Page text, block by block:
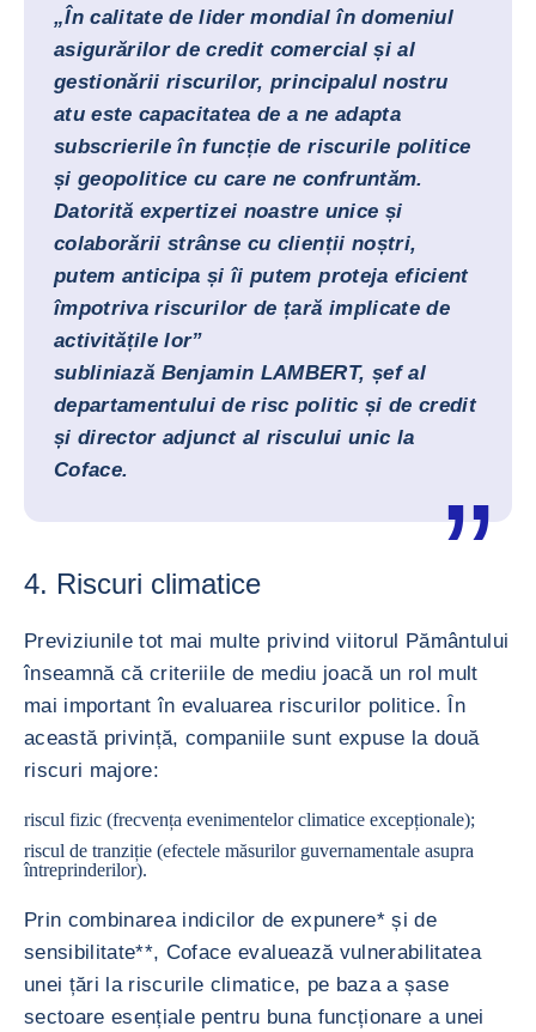
„În calitate de lider mondial în domeniul
asigurărilor de credit comercial și al
gestionării riscurilor, principalul nostru
atu este capacitatea de a ne adapta
subscrierile în funcție de riscurile politice
și geopolitice cu care ne confruntăm.
Datorită expertizei noastre unice și
colaborării strânse cu clienții noștri,
putem anticipa și îi putem proteja eficient
împotriva riscurilor de țară implicate de
activitățile lor”
subliniază Benjamin LAMBERT, șef al
departamentului de risc politic și de credit
și director adjunct al riscului unic la
Coface.
4. Riscuri climatice
Previziunile tot mai multe privind viitorul Pământului
înseamnă că criteriile de mediu joacă un rol mult
mai important în evaluarea riscurilor politice. În
această privință, companiile sunt expuse la două
riscuri majore:
riscul fizic (frecvența evenimentelor climatice excepționale);
riscul de tranziție (efectele măsurilor guvernamentale asupra
întreprinderilor).
Prin combinarea indicilor de expunere* și de
sensibilitate**, Coface evaluează vulnerabilitatea
unei țări la riscurile climatice, pe baza a șase
sectoare esențiale pentru buna funcționare a unei